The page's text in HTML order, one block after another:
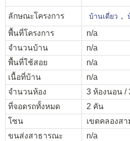
ลักษณะโครงการ บ้านเดี่ยว ,
พื้นที่โครงการ
n/a
จำนวนบ้าน
n/a
พื้นที่ใช้สอย
n/a
เนื้อที่บ้าน
n/a
จำนวนห้อง
3 ห้องนอน /
ที่จอดรถทั้งหมด
2 คัน
โซน
เขตคลองสา
ขนส่งสาธารณะ
n/a